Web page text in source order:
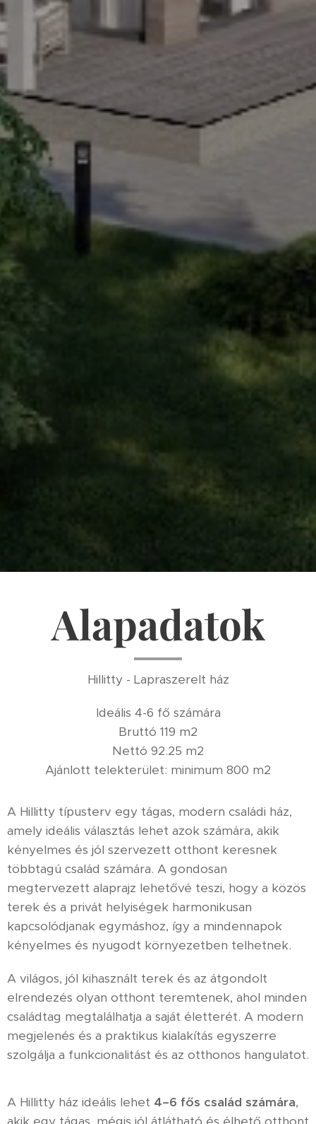
Alapadatok
Hillitty - Lapraszerelt ház
Ideális 4-6 fő számára
Bruttó 119 m2
Nettó 92.25 m2
Ajánlott telekterület: minimum 800 m2
A Hillitty típusterv egy tágas, modern családi ház,
amely ideális választás lehet azok számára, akik
kényelmes és jól szervezett otthont keresnek
többtagú család számára. A gondosan
megtervezett alaprajz lehetővé teszi, hogy a közös
terek és a privát helyiségek harmonikusan
kapcsolódjanak egymáshoz, így a mindennapok
kényelmes és nyugodt környezetben telhetnek.
A világos, jól kihasznált terek és az átgondolt
elrendezés olyan otthont teremtenek, ahol minden
családtag megtalálhatja a saját életterét. A modern
megjelenés és a praktikus kialakítás egyszerre
szolgálja a funkcionalitást és az otthonos hangulatot.
A Hillitty ház ideális lehet 4–6 fős család számára,
akik egy tágas, mégis jól átlátható és élhető otthont